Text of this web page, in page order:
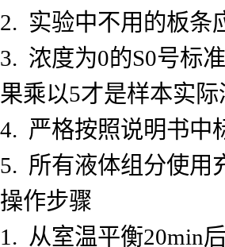
2. 实验中不用的板条
3. 浓度为0的S0号标
果乘以5才是样本实际
4. 严格按照说明书中
5. 所有液体组分使用
操作步骤
1. 从室温平衡20min